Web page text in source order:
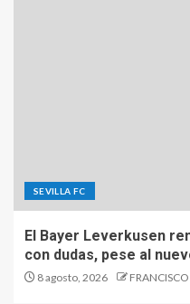
SEVILLA FC
El Bayer Leverkusen
con dudas, pese al
8 agosto, 2026 FRANCISCO